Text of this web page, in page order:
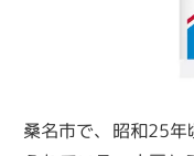
桑名市で、昭和25年